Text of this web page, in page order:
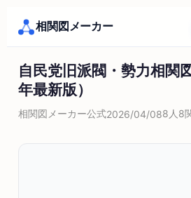
相関図メーカー
自民党旧派閥・勢力相
年最新版）
相関図メーカー公式2026/04/088人 8